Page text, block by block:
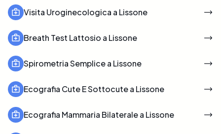
Visita Uroginecologica a Lissone
Breath Test Lattosio a Lissone
Spirometria Semplice a Lissone
Ecografia Cute E Sottocute a Lissone
Ecografia Mammaria Bilaterale a Lissone